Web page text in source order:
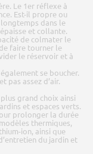
Le 1er réflexe à
Est-il propre ou
dans le
et collante.
de colmater le
faire tourner le
le réservoir et à
se boucher.
pas assez d’air.
grand choix ainsi
et espaces verts.
prolonger la durée
thermiques,
ion, ainsi que
du jardin et